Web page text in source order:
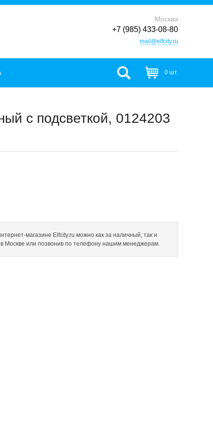
Москва
+7 (985) 433-08-80
mail@elfcity.ru
0 шт.
с подсветкой, 0124203
магазине Elfcity.ru можно как за наличный, так и
Москве или позвонив по телефону нашим менеджерам.